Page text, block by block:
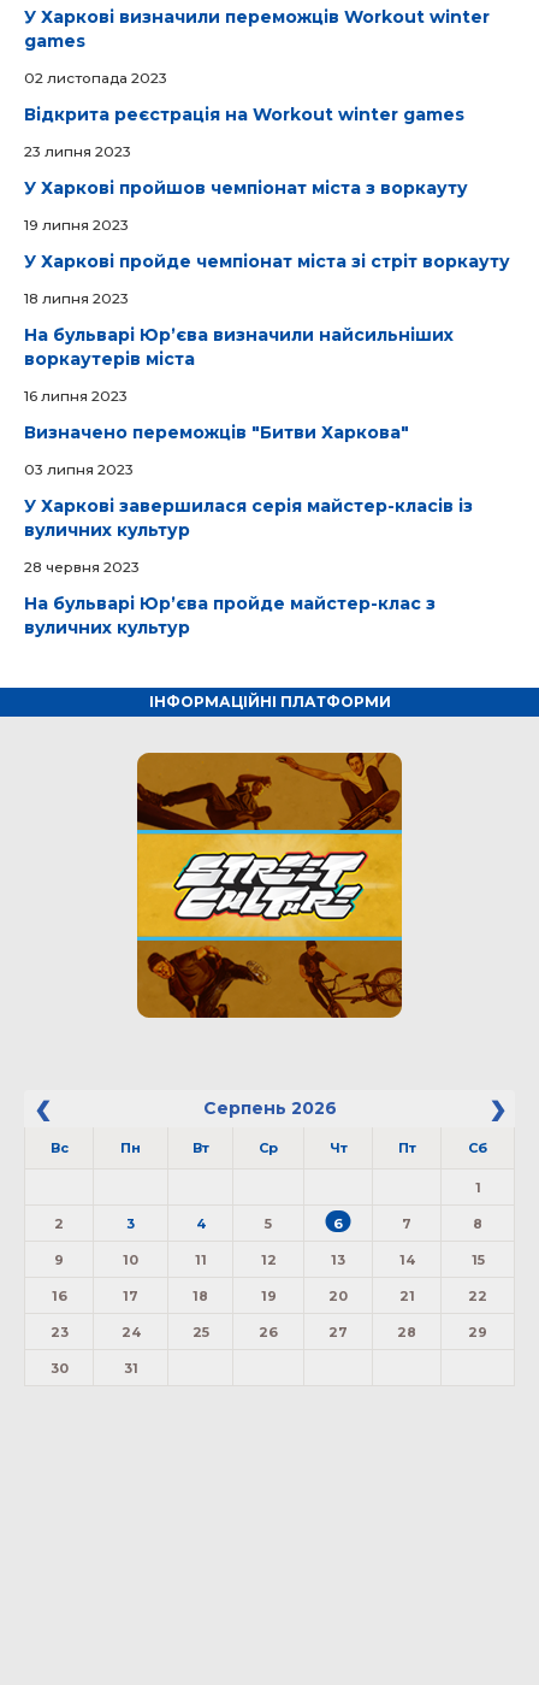
У Харкові визначили переможців Workout winter
games
02 листопада 2023
Відкрита реєстрація на Workout winter games
23 липня 2023
У Харкові пройшов чемпіонат міста з воркауту
19 липня 2023
У Харкові пройде чемпіонат міста зі стріт воркауту
18 липня 2023
На бульварі Юрʼєва визначили найсильніших
воркаутерів міста
16 липня 2023
Визначено переможців "Битви Харкова"
03 липня 2023
У Харкові завершилася серія майстер-класів із
вуличних культур
28 червня 2023
На бульварі Юрʼєва пройде майстер-клас з
вуличних культур
ІНФОРМАЦІЙНІ ПЛАТФОРМИ
Серпень 2026
Вс Пн Вт Ср Чт Пт Сб
1
2 3 4 5 6 7 8
9 10 11 12 13 14 15
16 17 18 19 20 21 22
23 24 25 26 27 28 29
30 31